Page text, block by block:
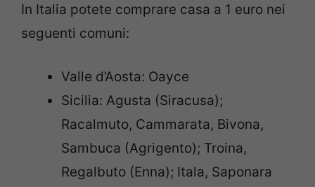
In Italia potete comprare casa a 1 euro nei
seguenti comuni:
Valle d’Aosta: Oayce
Sicilia: Agusta (Siracusa);
Racalmuto, Cammarata, Bivona,
Sambuca (Agrigento); Troina,
Regalbuto (Enna); Itala, Saponara